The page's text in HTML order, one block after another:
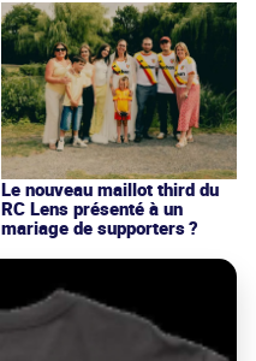
Le nouveau maillot third du
RC Lens présenté à un
mariage de supporters ?